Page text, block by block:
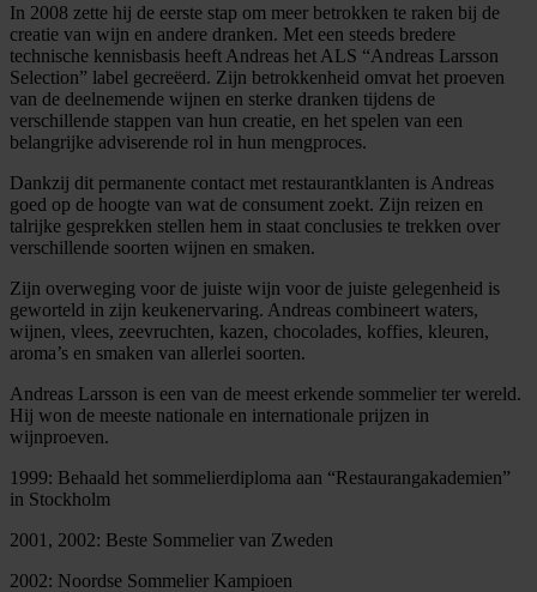
In 2008 zette hij de eerste stap om meer betrokken te raken bij de
creatie van wijn en andere dranken. Met een steeds bredere
technische kennisbasis heeft Andreas het ALS “Andreas Larsson
Selection” label gecreëerd. Zijn betrokkenheid omvat het proeven
van de deelnemende wijnen en sterke dranken tijdens de
verschillende stappen van hun creatie, en het spelen van een
belangrijke adviserende rol in hun mengproces.
Dankzij dit permanente contact met restaurantklanten is Andreas
goed op de hoogte van wat de consument zoekt. Zijn reizen en
talrijke gesprekken stellen hem in staat conclusies te trekken over
verschillende soorten wijnen en smaken.
Zijn overweging voor de juiste wijn voor de juiste gelegenheid is
geworteld in zijn keukenervaring. Andreas combineert waters,
wijnen, vlees, zeevruchten, kazen, chocolades, koffies, kleuren,
aroma’s en smaken van allerlei soorten.
Andreas Larsson is een van de meest erkende sommelier ter wereld.
Hij won de meeste nationale en internationale prijzen in
wijnproeven.
1999: Behaald het sommelierdiploma aan “Restaurangakademien”
in Stockholm
2001, 2002: Beste Sommelier van Zweden
2002: Noordse Sommelier Kampioen